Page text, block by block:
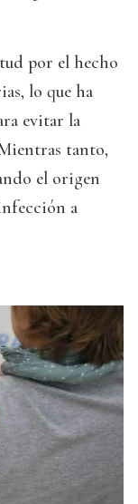
por el hecho
lo que ha
evitar la
tanto,
el origen
a